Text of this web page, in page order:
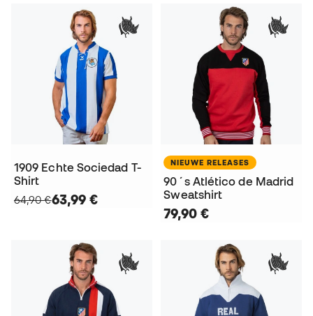
1909 Echte Sociedad T-
Shirt
64,90 €63,99 €
NIEUWE RELEASES
90´s Atlético de Madrid
Sweatshirt
79,90 €